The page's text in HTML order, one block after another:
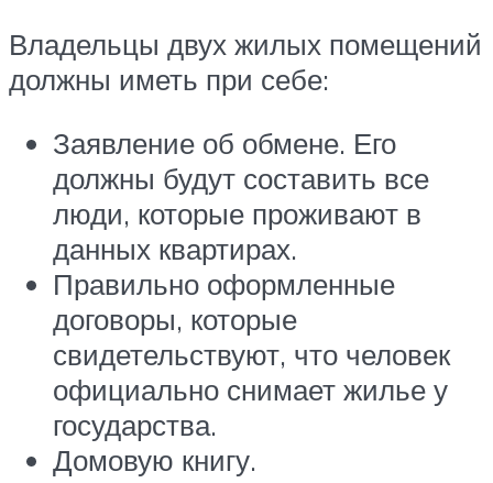
Владельцы двух жилых помещений
должны иметь при себе:
Заявление об обмене. Его
должны будут составить все
люди, которые проживают в
данных квартирах.
Правильно оформленные
договоры, которые
свидетельствуют, что человек
официально снимает жилье у
государства.
Домовую книгу.